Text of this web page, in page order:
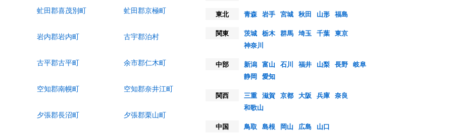
虻田郡喜茂別町 虻田郡京極町
岩内郡岩内町 古宇郡泊村
古平郡古平町 余市郡仁木町
空知郡南幌町 空知郡奈井江町
夕張郡長沼町 夕張郡栗山町
東北
青森 岩手 宮城 秋田 山形 福島
関東
茨城 栃木 群馬 埼玉 千葉 東京
神奈川
中部
新潟 富山 石川 福井 山梨 長野 岐阜
静岡 愛知
関西
三重 滋賀 京都 大阪 兵庫 奈良
和歌山
中国
鳥取 島根 岡山 広島
山口